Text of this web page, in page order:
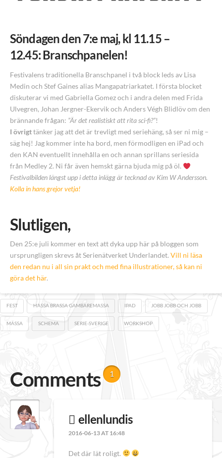
Söndagen den 7:e maj, kl 11.15 –
12.45: Branschpanelen!
Festivalens traditionella Branschpanel i två block leds av Lisa
Medin och Stef Gaines alias Mangapatriarkatet. I första blocket
diskuterar vi med Gabriella Gomez och i andra delen med Frida
Ulvegren, Johan Jergner-Ekervik och Anders Végh Blidlöv om den
brännande frågan: ”Är det realistiskt att rita sci-fi?”!
I övrigttänker jag att det är trevligt med seriehäng, så ser ni mig –
säg hej! Jag kommer inte ha bord, men förmodligen en iPad och
den KAN eventuellt innehålla en och annan sprillans seriesida
från Medley 2. Ni får även hemskt gärna bjuda mig på öl.
Festivalbilden längst upp i detta inlägg är tecknad av Kim W Andersson.
Kolla in hans grejor vetja!
Slutligen,
Den 25:e juli kommer en text att dyka upp här på bloggen som
ursprungligen skrevs åt Serienätverket Underlandet. Vill ni läsa
den redan nu i all sin prakt och med fina illustrationer, så kan ni
göra det här.
FEST HASSA BRASSA GAMBAREMASSA IPAD JOBB JOBB OCH JOBB
MÄSSA SCHEMA SERIE-SVERIGE WORKSHOP
Comments 1
ellenlundis
2016-06-13 AT 16:48
Det där lät roligt.